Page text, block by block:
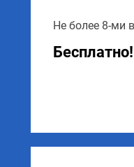
Не более 8-ми
Бесплатно!